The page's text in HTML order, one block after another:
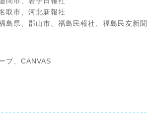
取市、河北新報社
島県、郡山市、福島民報社、福島民友新
プ、CANVAS